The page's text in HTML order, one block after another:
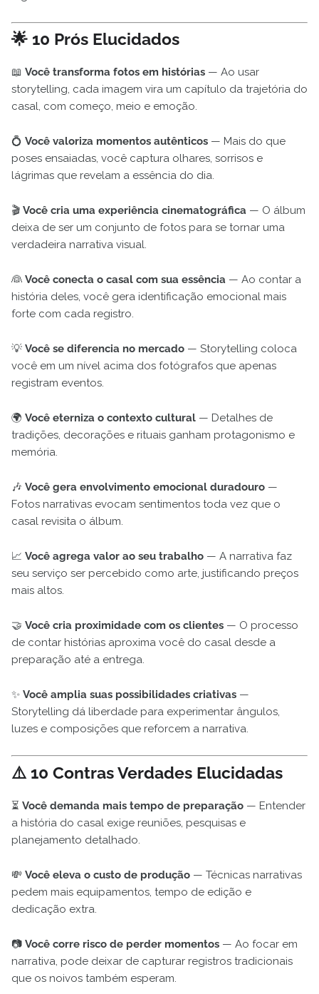
🌟 10 Prós Elucidados
📖 Você transforma fotos em histórias — Ao usar
storytelling, cada imagem vira um capítulo da trajetória do
casal, com começo, meio e emoção.
💍 Você valoriza momentos autênticos — Mais do que
poses ensaiadas, você captura olhares, sorrisos e
lágrimas que revelam a essência do dia.
🎬 Você cria uma experiência cinematográfica — O álbum
deixa de ser um conjunto de fotos para se tornar uma
verdadeira narrativa visual.
👰 Você conecta o casal com sua essência — Ao contar a
história deles, você gera identificação emocional mais
forte com cada registro.
💡 Você se diferencia no mercado — Storytelling coloca
você em um nível acima dos fotógrafos que apenas
registram eventos.
🌍 Você eterniza o contexto cultural — Detalhes de
tradições, decorações e rituais ganham protagonismo e
memória.
🎶 Você gera envolvimento emocional duradouro —
Fotos narrativas evocam sentimentos toda vez que o
casal revisita o álbum.
📈 Você agrega valor ao seu trabalho — A narrativa faz
seu serviço ser percebido como arte, justificando preços
mais altos.
🤝 Você cria proximidade com os clientes — O processo
de contar histórias aproxima você do casal desde a
preparação até a entrega.
✨ Você amplia suas possibilidades criativas —
Storytelling dá liberdade para experimentar ângulos,
luzes e composições que reforcem a narrativa.
⚠️ 10 Contras Verdades Elucidadas
⏳ Você demanda mais tempo de preparação — Entender
a história do casal exige reuniões, pesquisas e
planejamento detalhado.
💸 Você eleva o custo de produção — Técnicas narrativas
pedem mais equipamentos, tempo de edição e
dedicação extra.
📷 Você corre risco de perder momentos — Ao focar em
narrativa, pode deixar de capturar registros tradicionais
que os noivos também esperam.